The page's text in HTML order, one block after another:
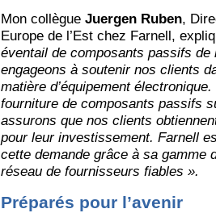
Mon collègue Juergen Ruben,
Europe de l’Est chez Farnell,
éventail de composants passifs de
engageons à soutenir nos clients
matière d’équipement
fourniture de composants passifs
assurons que nos clients
pour leur investissement. Farnell
cette demande grâce à sa gamme
réseau de fournisseurs fiables ».
Préparés pour l’avenir